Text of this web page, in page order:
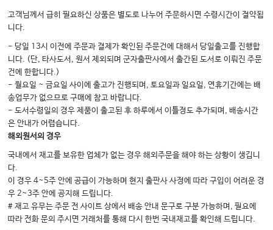
고객님께서 급히 필요하신 상품은 별도로 나누어 주문하시면 수령시간이 절약됩
니다.
- 당일 13시 이전에 주문과 결제가 확인된 주문건에 대해서 당일출고를 진행합
니다. (단, 타사도서, 원서 제외되며 군자출판사에서 출간된 도서로 이뤄진 주문
건에 한합니다.)
- 월요일 ~ 금요일 사이에 출고가 진행되며, 토요일과 일요일, 연휴기간에는 배
송업무가 없으므로 구매에 참고 바랍니다.
- 도서수령일의 경우 제품이 출고된 후 하루에서 이틀정도 추가되며, 배송시간
은 안내가 어렵습니다.
해외원서의 경우
국내에서 재고를 보유한 업체가 없는 경우 해외주문을 해야 하는 상황이 생깁니
다.
이 경우 4~5주 안에 공급이 가능하며 현지 출판사 사정에 따라 구입이 어려운 경
우 2~3주 안에 공지해 드립니다.
# 재고 유무는 주문 전 사이트 상에서 배송 안내 문구로 구분 가능하며, 필요에
따라 전화 문의 주시면 거래처를 통해 다시 한번 국내재고를 확인해 드립니다.